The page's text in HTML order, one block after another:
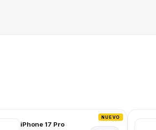
NUEVO
iPhone 17 Pro